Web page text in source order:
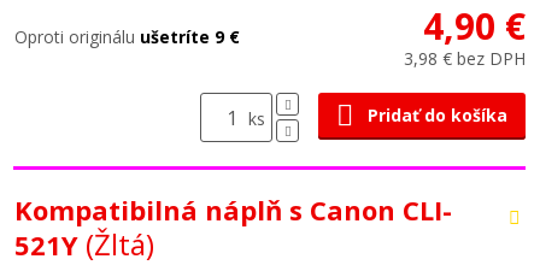
Oproti originálu ušetríte 9 € 4,90 €
3,98 € bez DPH
ks Pridať do košíka
Kompatibilná náplň s Canon CLI-
521Y (Žltá)